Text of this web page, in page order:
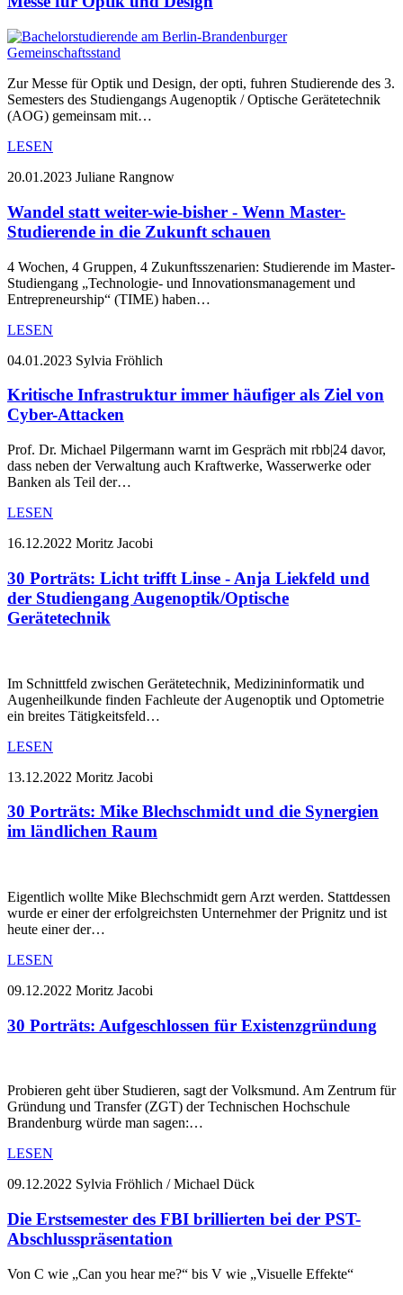
Zur Messe für Optik und Design, der opti, fuhren Studierende des 3.
Semesters des Studiengangs Augenoptik / Optische Gerätetechnik
(AOG) gemeinsam mit…
LESEN
20.01.2023 Juliane Rangnow
Wandel statt weiter-wie-bisher - Wenn Master-
Studierende in die Zukunft schauen
4 Wochen, 4 Gruppen, 4 Zukunftsszenarien: Studierende im Master-
Studiengang „Technologie- und Innovationsmanagement und
Entrepreneurship“ (TIME) haben…
LESEN
04.01.2023 Sylvia Fröhlich
Kritische Infrastruktur immer häufiger als Ziel von
Cyber-Attacken
Prof. Dr. Michael Pilgermann warnt im Gespräch mit rbb|24 davor,
dass neben der Verwaltung auch Kraftwerke, Wasserwerke oder
Banken als Teil der…
LESEN
16.12.2022 Moritz Jacobi
30 Porträts: Licht trifft Linse - Anja Liekfeld und
der Studiengang Augenoptik/Optische
Gerätetechnik
Im Schnittfeld zwischen Gerätetechnik, Medizininformatik und
Augenheilkunde finden Fachleute der Augenoptik und Optometrie
ein breites Tätigkeitsfeld…
LESEN
13.12.2022 Moritz Jacobi
30 Porträts: Mike Blechschmidt und die Synergien
im ländlichen Raum
Eigentlich wollte Mike Blechschmidt gern Arzt werden. Stattdessen
wurde er einer der erfolgreichsten Unternehmer der Prignitz und ist
heute einer der…
LESEN
09.12.2022 Moritz Jacobi
30 Porträts: Aufgeschlossen für Existenzgründung
Probieren geht über Studieren, sagt der Volksmund. Am Zentrum für
Gründung und Transfer (ZGT) der Technischen Hochschule
Brandenburg würde man sagen:…
LESEN
09.12.2022 Sylvia Fröhlich / Michael Dück
Die Erstsemester des FBI brillierten bei der PST-
Abschlusspräsentation
Von C wie „Can you hear me?“ bis V wie „Visuelle Effekte“